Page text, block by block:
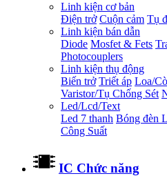
Linh kiện cơ bản
Điện trở Cuộn cảm Tụ
Linh kiện bán dẫn
Diode Mosfet & Fets
Photocouplers
Linh kiện thụ động
Biến trở Triết áp Loa/
Varistor/Tụ Chống Sét
Led/Lcd/Text
Led 7 thanh Bóng đèn
Công Suất
IC Chức năng